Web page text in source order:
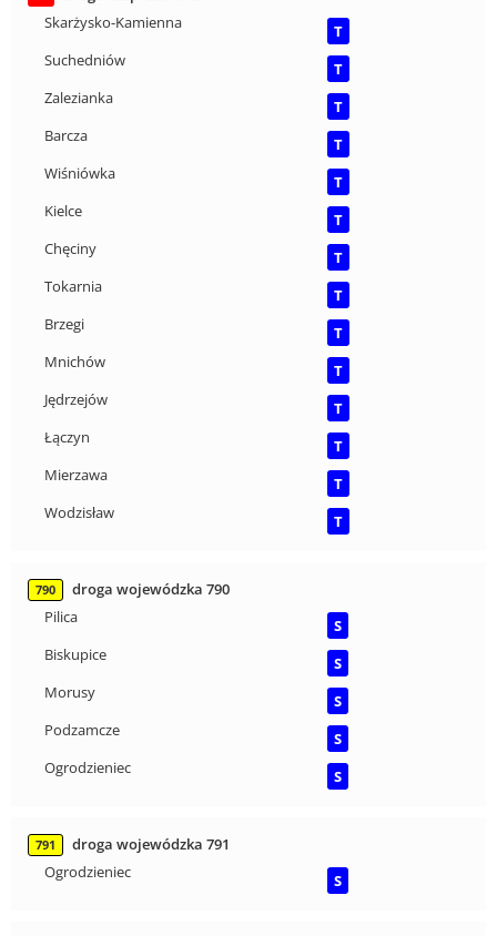
Skarżysko-Kamienna
T
Suchedniów
T
Zalezianka
T
Barcza
T
Wiśniówka
T
Kielce
T
Chęciny
T
Tokarnia
T
Brzegi
T
Mnichów
T
Jędrzejów
T
Łączyn
T
Mierzawa
T
Wodzisław
T
790
droga wojewódzka 790
Pilica
S
Biskupice
S
Morusy
S
Podzamcze
S
Ogrodzieniec
S
791
droga wojewódzka 791
Ogrodzieniec
S